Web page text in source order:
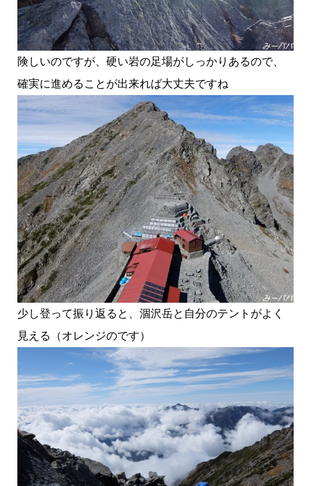
険しいのですが、硬い岩の足場がしっかりあるので、
確実に進めることが出来れば大丈夫ですね
少し登って振り返ると、涸沢岳と自分のテントがよく
見える（オレンジのです）